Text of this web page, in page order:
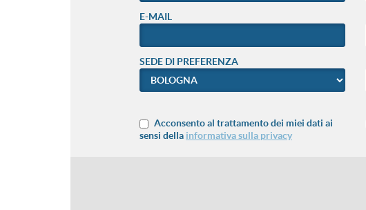
E-MAIL
SEDE DI PREFERENZA
Acconsento al trattamento dei miei dati ai
sensi della informativa sulla privacy